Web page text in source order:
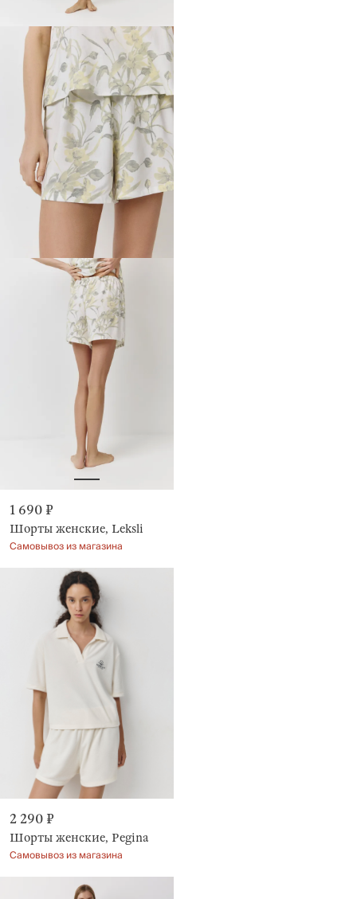
1 690 ₽
Шорты женские, Leksli
Самовывоз из магазина
2 290 ₽
Шорты женские, Pegina
Самовывоз из магазина